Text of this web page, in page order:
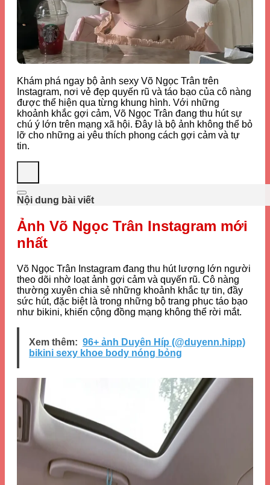
Khám phá ngay bộ ảnh sexy Võ Ngọc Trân trên
Instagram, nơi vẻ đẹp quyến rũ và táo bạo của cô nàng
được thể hiện qua từng khung hình. Với những
khoảnh khắc gợi cảm, Võ Ngọc Trân đang thu hút sự
chú ý lớn trên mạng xã hội. Đây là bộ ảnh không thể bỏ
lỡ cho những ai yêu thích phong cách gợi cảm và tự
tin.
Nội dung bài viết
Ảnh Võ Ngọc Trân Instagram mới
nhất
Võ Ngọc Trân Instagram đang thu hút lượng lớn người
theo dõi nhờ loạt ảnh gợi cảm và quyến rũ. Cô nàng
thường xuyên chia sẻ những khoảnh khắc tự tin, đầy
sức hút, đặc biệt là trong những bộ trang phục táo bạo
như bikini, khiến cộng đồng mạng không thể rời mắt.
Xem thêm: 96+ ảnh Duyên Híp (@duyenn.hipp)
bikini sexy khoe body nóng bỏng